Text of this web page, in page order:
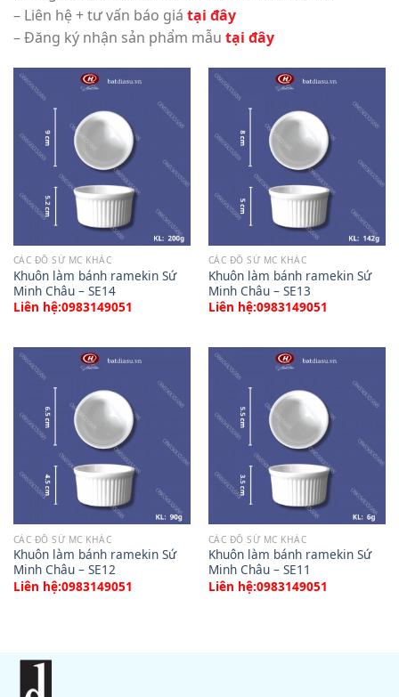
– Liên hệ + tư vấn báo giá tại đây
– Đăng ký nhận sản phẩm mẫu tại đây
CÁC ĐỒ SỨ MC KHÁC
Khuôn làm bánh ramekin Sứ
Minh Châu – SE14
Liên hệ:0983149051
CÁC ĐỒ SỨ MC KHÁC
Khuôn làm bánh ramekin Sứ
Minh Châu – SE13
Liên hệ:0983149051
CÁC ĐỒ SỨ MC KHÁC
Khuôn làm bánh ramekin Sứ
Minh Châu – SE12
Liên hệ:0983149051
CÁC ĐỒ SỨ MC KHÁC
Khuôn làm bánh ramekin Sứ
Minh Châu – SE11
Liên hệ:0983149051